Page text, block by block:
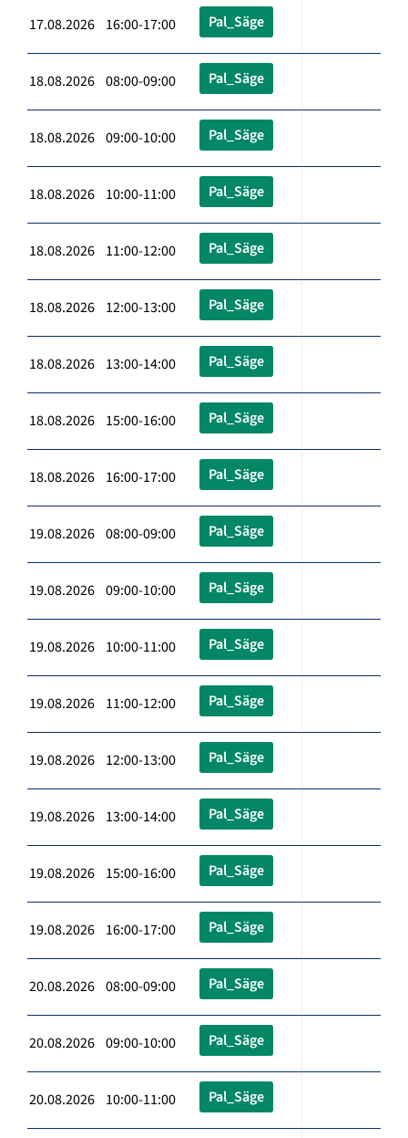
17.08.2026 16:00-17:00 Pal_Säge
18.08.2026 08:00-09:00 Pal_Säge
18.08.2026 09:00-10:00 Pal_Säge
18.08.2026 10:00-11:00 Pal_Säge
18.08.2026 11:00-12:00 Pal_Säge
18.08.2026 12:00-13:00 Pal_Säge
18.08.2026 13:00-14:00 Pal_Säge
18.08.2026 15:00-16:00 Pal_Säge
18.08.2026 16:00-17:00 Pal_Säge
19.08.2026 08:00-09:00 Pal_Säge
19.08.2026 09:00-10:00 Pal_Säge
19.08.2026 10:00-11:00 Pal_Säge
19.08.2026 11:00-12:00 Pal_Säge
19.08.2026 12:00-13:00 Pal_Säge
19.08.2026 13:00-14:00 Pal_Säge
19.08.2026 15:00-16:00 Pal_Säge
19.08.2026 16:00-17:00 Pal_Säge
20.08.2026 08:00-09:00 Pal_Säge
20.08.2026 09:00-10:00 Pal_Säge
20.08.2026 10:00-11:00 Pal_Säge